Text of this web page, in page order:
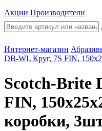
Акции Производители
Интернет-магазин
DB-WL Круг, 7S FIN,
Scotch-Brite
FIN,
коробки,